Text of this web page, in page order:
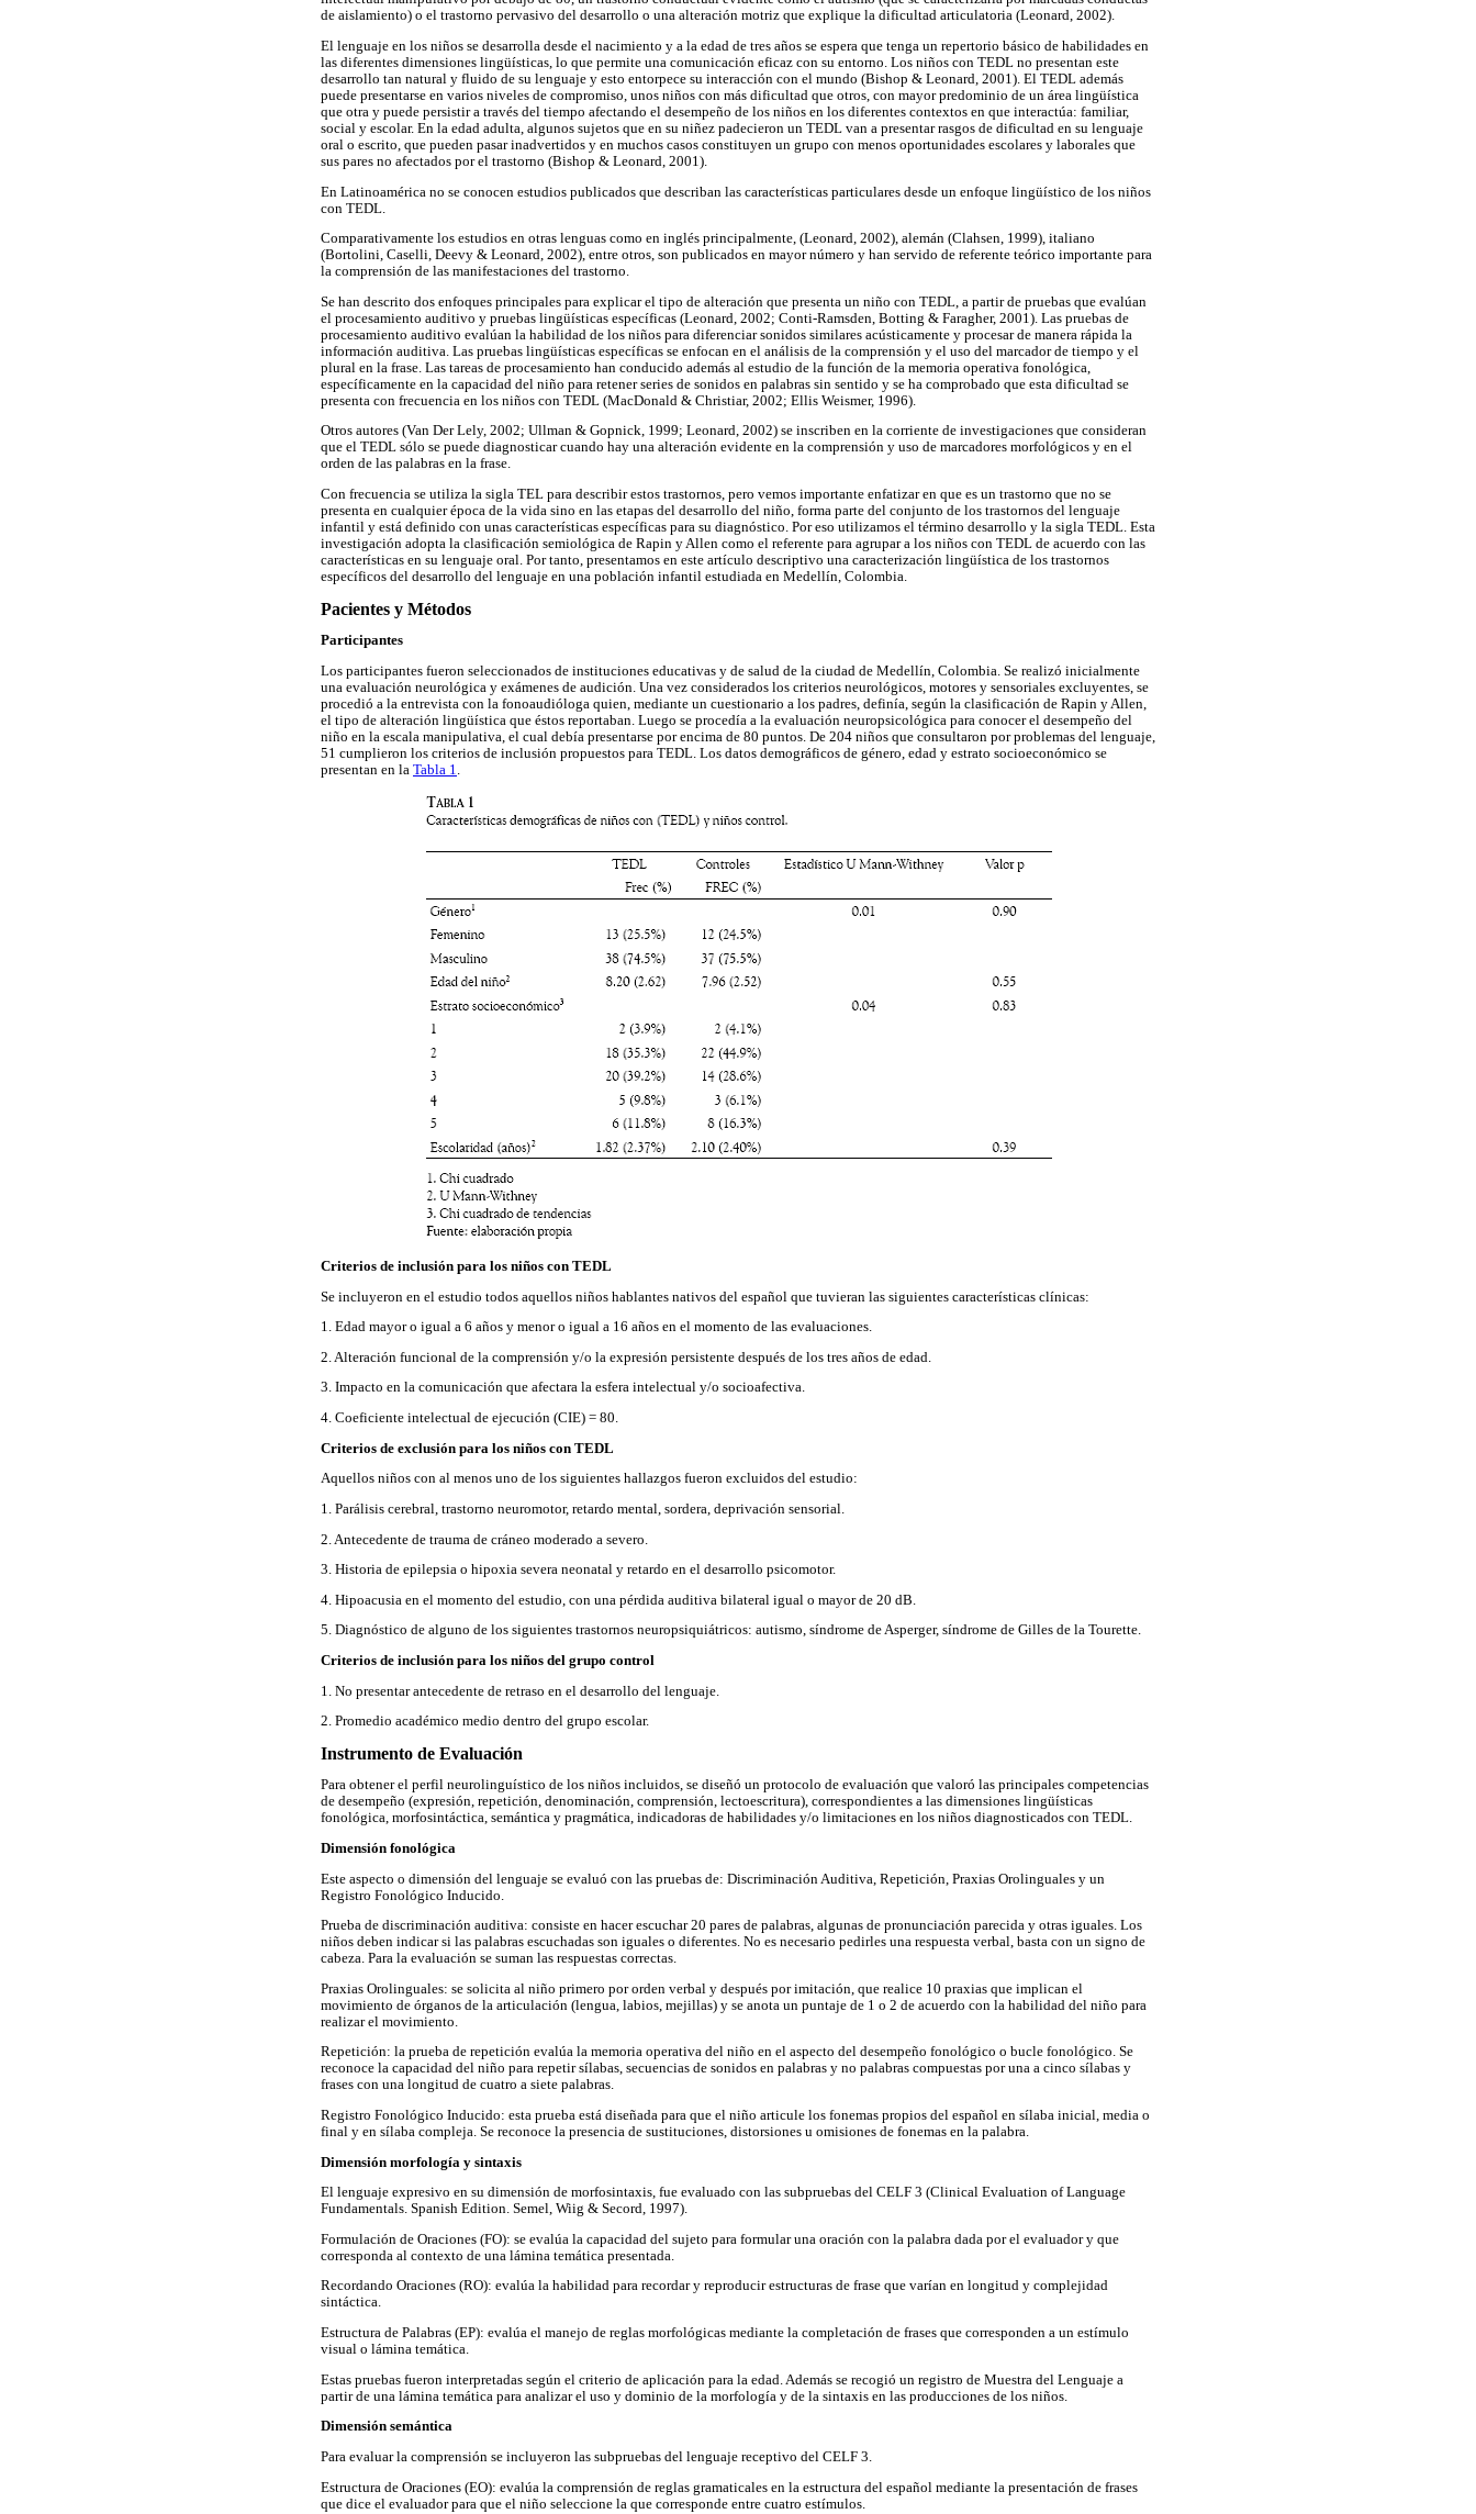
de aislamiento) o el trastorno pervasivo del desarrollo o una alteración motriz que explique la dificultad articulatoria (Leonard, 2002).
El lenguaje en los niños se desarrolla desde el nacimiento y a la edad de tres años se espera que tenga un repertorio básico de habilidades en
las diferentes dimensiones lingüísticas, lo que permite una comunicación eficaz con su entorno. Los niños con TEDL no presentan este
desarrollo tan natural y fluido de su lenguaje y esto entorpece su interacción con el mundo (Bishop & Leonard, 2001). El TEDL además
puede presentarse en varios niveles de compromiso, unos niños con más dificultad que otros, con mayor predominio de un área lingüística
que otra y puede persistir a través del tiempo afectando el desempeño de los niños en los diferentes contextos en que interactúa: familiar,
social y escolar. En la edad adulta, algunos sujetos que en su niñez padecieron un TEDL van a presentar rasgos de dificultad en su lenguaje
oral o escrito, que pueden pasar inadvertidos y en muchos casos constituyen un grupo con menos oportunidades escolares y laborales que
sus pares no afectados por el trastorno (Bishop & Leonard, 2001).
En Latinoamérica no se conocen estudios publicados que describan las características particulares desde un enfoque lingüístico de los niños
con TEDL.
Comparativamente los estudios en otras lenguas como en inglés principalmente, (Leonard, 2002), alemán (Clahsen, 1999), italiano
(Bortolini, Caselli, Deevy & Leonard, 2002), entre otros, son publicados en mayor número y han servido de referente teórico importante para
la comprensión de las manifestaciones del trastorno.
Se han descrito dos enfoques principales para explicar el tipo de alteración que presenta un niño con TEDL, a partir de pruebas que evalúan
el procesamiento auditivo y pruebas lingüísticas específicas (Leonard, 2002; Conti-Ramsden, Botting & Faragher, 2001). Las pruebas de
procesamiento auditivo evalúan la habilidad de los niños para diferenciar sonidos similares acústicamente y procesar de manera rápida la
información auditiva. Las pruebas lingüísticas específicas se enfocan en el análisis de la comprensión y el uso del marcador de tiempo y el
plural en la frase. Las tareas de procesamiento han conducido además al estudio de la función de la memoria operativa fonológica,
específicamente en la capacidad del niño para retener series de sonidos en palabras sin sentido y se ha comprobado que esta dificultad se
presenta con frecuencia en los niños con TEDL (MacDonald & Christiar, 2002; Ellis Weismer, 1996).
Otros autores (Van Der Lely, 2002; Ullman & Gopnick, 1999; Leonard, 2002) se inscriben en la corriente de investigaciones que consideran
que el TEDL sólo se puede diagnosticar cuando hay una alteración evidente en la comprensión y uso de marcadores morfológicos y en el
orden de las palabras en la frase.
Con frecuencia se utiliza la sigla TEL para describir estos trastornos, pero vemos importante enfatizar en que es un trastorno que no se
presenta en cualquier época de la vida sino en las etapas del desarrollo del niño, forma parte del conjunto de los trastornos del lenguaje
infantil y está definido con unas características específicas para su diagnóstico. Por eso utilizamos el término desarrollo y la sigla TEDL. Esta
investigación adopta la clasificación semiológica de Rapin y Allen como el referente para agrupar a los niños con TEDL de acuerdo con las
características en su lenguaje oral. Por tanto, presentamos en este artículo descriptivo una caracterización lingüística de los trastornos
específicos del desarrollo del lenguaje en una población infantil estudiada en Medellín, Colombia.
Pacientes y Métodos
Participantes
Los participantes fueron seleccionados de instituciones educativas y de salud de la ciudad de Medellín, Colombia. Se realizó inicialmente
una evaluación neurológica y exámenes de audición. Una vez considerados los criterios neurológicos, motores y sensoriales excluyentes, se
procedió a la entrevista con la fonoaudióloga quien, mediante un cuestionario a los padres, definía, según la clasificación de Rapin y Allen,
el tipo de alteración lingüística que éstos reportaban. Luego se procedía a la evaluación neuropsicológica para conocer el desempeño del
niño en la escala manipulativa, el cual debía presentarse por encima de 80 puntos. De 204 niños que consultaron por problemas del lenguaje,
51 cumplieron los criterios de inclusión propuestos para TEDL. Los datos demográficos de género, edad y estrato socioeconómico se
presentan en la Tabla 1
Criterios de inclusión para los niños con TEDL
Se incluyeron en el estudio todos aquellos niños hablantes nativos del español que tuvieran las siguientes características clínicas:
1. Edad mayor o igual a 6 años y menor o igual a 16 años en el momento de las evaluaciones.
2. Alteración funcional de la comprensión y/o la expresión persistente después de los tres años de edad.
3. Impacto en la comunicación que afectara la esfera intelectual y/o socioafectiva.
4. Coeficiente intelectual de ejecución (CIE) = 80.
Criterios de exclusión para los niños con TEDL
Aquellos niños con al menos uno de los siguientes hallazgos fueron excluidos del estudio:
1. Parálisis cerebral, trastorno neuromotor, retardo mental, sordera, deprivación sensorial.
2. Antecedente de trauma de cráneo moderado a severo.
3. Historia de epilepsia o hipoxia severa neonatal y retardo en el desarrollo psicomotor.
4. Hipoacusia en el momento del estudio, con una pérdida auditiva bilateral igual o mayor de 20 dB.
5. Diagnóstico de alguno de los siguientes trastornos neuropsiquiátricos: autismo, síndrome de Asperger, síndrome de Gilles de la Tourette.
Criterios de inclusión para los niños del grupo control
1. No presentar antecedente de retraso en el desarrollo del lenguaje.
2. Promedio académico medio dentro del grupo escolar.
Instrumento de Evaluación
Para obtener el perfil neurolinguístico de los niños incluidos, se diseñó un protocolo de evaluación que valoró las principales competencias
de desempeño (expresión, repetición, denominación, comprensión, lectoescritura), correspondientes a las dimensiones lingüísticas
fonológica, morfosintáctica, semántica y pragmática, indicadoras de habilidades y/o limitaciones en los niños diagnosticados con TEDL.
Dimensión fonológica
Este aspecto o dimensión del lenguaje se evaluó con las pruebas de: Discriminación Auditiva, Repetición, Praxias Orolinguales y un
Registro Fonológico Inducido.
Prueba de discriminación auditiva: consiste en hacer escuchar 20 pares de palabras, algunas de pronunciación parecida y otras iguales. Los
niños deben indicar si las palabras escuchadas son iguales o diferentes. No es necesario pedirles una respuesta verbal, basta con un signo de
cabeza. Para la evaluación se suman las respuestas correctas.
Praxias Orolinguales: se solicita al niño primero por orden verbal y después por imitación, que realice 10 praxias que implican el
movimiento de órganos de la articulación (lengua, labios, mejillas) y se anota un puntaje de 1 o 2 de acuerdo con la habilidad del niño para
realizar el movimiento.
Repetición: la prueba de repetición evalúa la memoria operativa del niño en el aspecto del desempeño fonológico o bucle fonológico. Se
reconoce la capacidad del niño para repetir sílabas, secuencias de sonidos en palabras y no palabras compuestas por una a cinco sílabas y
frases con una longitud de cuatro a siete palabras.
Registro Fonológico Inducido: esta prueba está diseñada para que el niño articule los fonemas propios del español en sílaba inicial, media o
final y en sílaba compleja. Se reconoce la presencia de sustituciones, distorsiones u omisiones de fonemas en la palabra.
Dimensión morfología y sintaxis
El lenguaje expresivo en su dimensión de morfosintaxis, fue evaluado con las subpruebas del CELF 3 (Clinical Evaluation of Language
Fundamentals. Spanish Edition. Semel, Wiig & Secord, 1997).
Formulación de Oraciones (FO): se evalúa la capacidad del sujeto para formular una oración con la palabra dada por el evaluador y que
corresponda al contexto de una lámina temática presentada.
Recordando Oraciones (RO): evalúa la habilidad para recordar y reproducir estructuras de frase que varían en longitud y complejidad
sintáctica.
Estructura de Palabras (EP): evalúa el manejo de reglas morfológicas mediante la completación de frases que corresponden a un estímulo
visual o lámina temática.
Estas pruebas fueron interpretadas según el criterio de aplicación para la edad. Además se recogió un registro de Muestra del Lenguaje a
partir de una lámina temática para analizar el uso y dominio de la morfología y de la sintaxis en las producciones de los niños.
Dimensión semántica
Para evaluar la comprensión se incluyeron las subpruebas del lenguaje receptivo del CELF 3.
Estructura de Oraciones (EO): evalúa la comprensión de reglas gramaticales en la estructura del español mediante la presentación de frases
que dice el evaluador para que el niño seleccione la que corresponde entre cuatro estímulos.